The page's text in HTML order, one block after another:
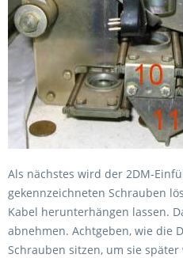
Als nächstes wird der 2DM-
gekennzeichneten Schrauben
Kabel herunterhängen lassen.
abnehmen. Achtgeben, wie die
Schrauben sitzen, um sie